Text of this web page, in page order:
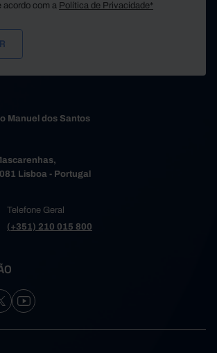
acordo com a Política de Privacidade*
Manuel dos Santos
Lisboa - Portugal
Telefone Geral
(+351) 210 015 800